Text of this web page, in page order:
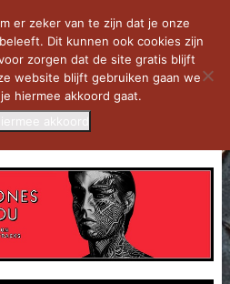
er zeker van te zijn dat je onze
Dit kunnen ook cookies zijn
zorgen dat de site gratis blijft
website blijft gebruiken gaan we
hiermee akkoord gaat.
akkoord